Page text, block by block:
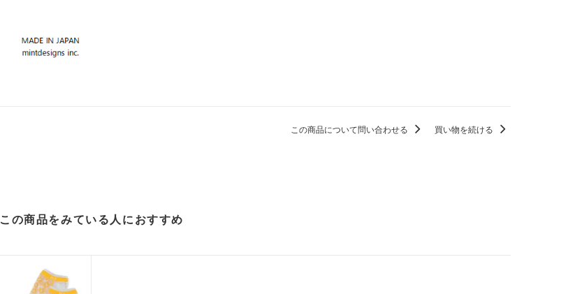
この商品について問い合わせる 買い物を続ける
この商品をみている人に おすすめ